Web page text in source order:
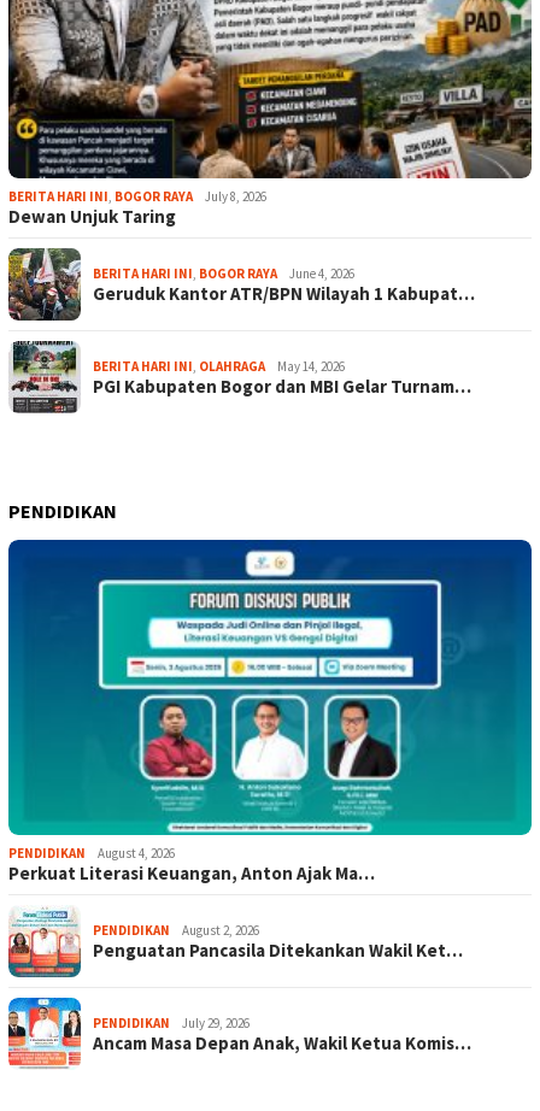
BERITA HARI INI BOGOR RAYA July 8, 2026
Dewan Unjuk Taring
BERITA HARI INI BOGOR RAYA June 4, 2026
Geruduk Kantor ATR/BPN Wilayah 1 Kabupat…
BERITA HARI INI OLAHRAGA May 14, 2026
PGI Kabupaten Bogor dan MBI Gelar Turnam…
PENDIDIKAN
PENDIDIKAN August 4, 2026
Perkuat Literasi Keuangan, Anton Ajak Ma…
PENDIDIKAN August 2, 2026
Penguatan Pancasila Ditekankan Wakil Ket…
PENDIDIKAN July 29, 2026
Ancam Masa Depan Anak, Wakil Ketua Komis…